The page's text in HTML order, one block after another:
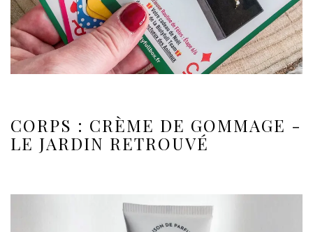
CORPS : CRÈME DE GOMMAGE -
LE JARDIN RETROUVÉ